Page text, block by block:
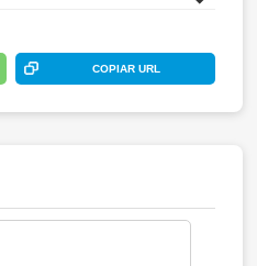
COPIAR URL